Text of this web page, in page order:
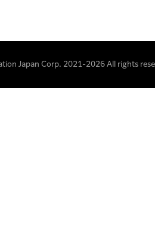
Japan Corp. 2021-2026 All rights